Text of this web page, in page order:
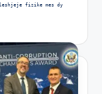
fizike mes dy